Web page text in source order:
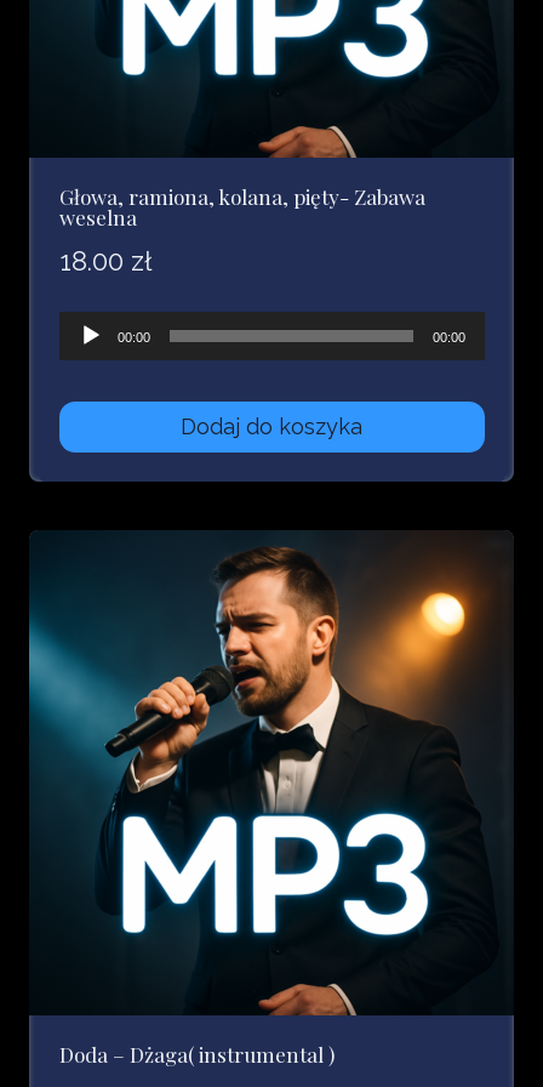
Głowa, ramiona, kolana, pięty- Zabawa
weselna
18.00 zł
Odtwarzacz
plików
dźwiękowych
00:00 00:00
Dodaj do koszyka
Doda – Dżaga( instrumental )